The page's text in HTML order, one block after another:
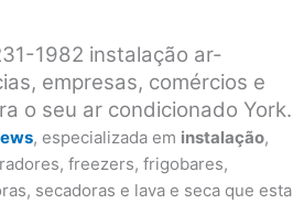
1982 instalação ar-
empresas, comércios e
o seu ar condicionado York.
, especializada em instalação,
freezers, frigobares,
secadoras e lava e seca que esta